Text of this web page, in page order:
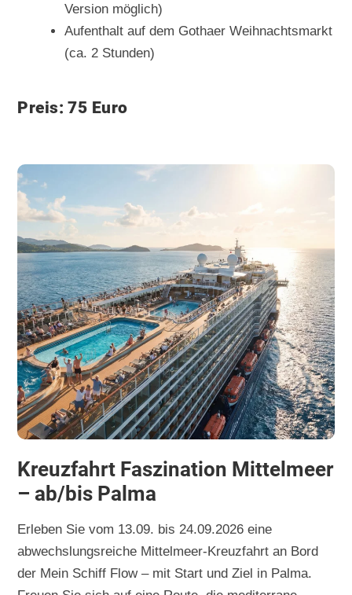
Version möglich)
Aufenthalt auf dem Gothaer Weihnachtsmarkt
(ca. 2 Stunden)
Preis: 75 Euro
Kreuzfahrt Faszination Mittelmeer
– ab/bis Palma
Erleben Sie vom 13.09. bis 24.09.2026 eine
abwechslungsreiche Mittelmeer-Kreuzfahrt an Bord
der Mein Schiff Flow – mit Start und Ziel in Palma.